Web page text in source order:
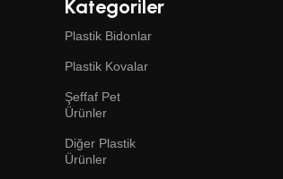
Kategoriler
Plastik Bidonlar
Plastik Kovalar
Şeffaf Pet
Ürünler
Diğer Plastik
Ürünler